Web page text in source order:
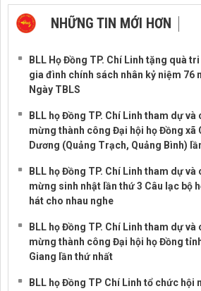
NHỮNG TIN MỚI HƠN
BLL Họ Đồng TP. Chí Linh tặng quà
gia đình chính sách nhân kỷ niệm 76
Ngày TBLS
BLL họ Đồng TP. Chí Linh tham dự và
mừng thành công Đại hội họ Đồng xã
Dương (Quảng Trạch, Quảng Bình)
BLL họ Đồng TP. Chí Linh tham dự và
mừng sinh nhật lần thứ 3 Câu lạc bộ
hát cho nhau nghe
BLL họ Đồng TP. Chí Linh tham dự và
mừng thành công Đại hội họ Đồng
Giang lần thứ nhất
BLL họ Đồng TP Chí Linh tổ chức hội